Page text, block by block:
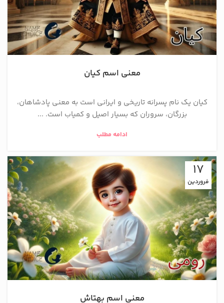
معنی اسم کیان
کیان یک نام پسرانه تاریخی و ایرانی است به معنی پادشاهان،
بزرگان، سروران که بسیار اصیل و کمیاب است. ...
ادامه مطلب
17
فروردین
معنی اسم بهتاش